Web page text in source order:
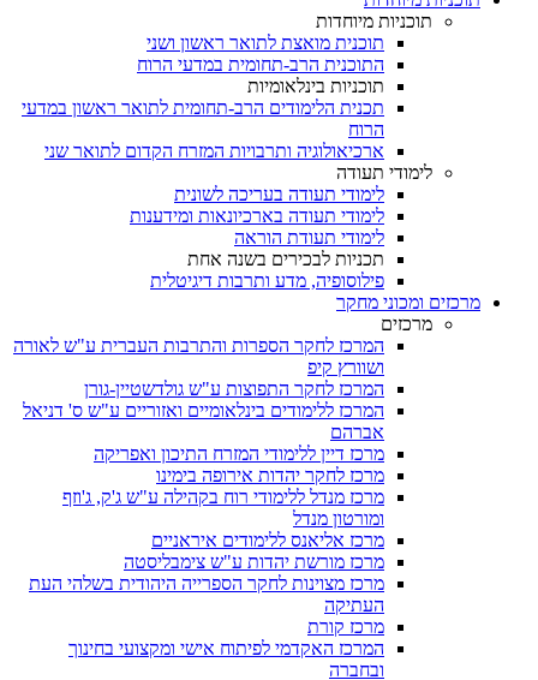
תוכניות מיוחדות
תוכנית מואצת לתואר ראשון ושני
התוכנית הרב-תחומית במדעי הרוח
תוכניות בינלאומיות
תכנית הלימודים הרב-תחומית לתואר ראשון במדעי
הרוח
ארכיאולוגיה ותרבויות המזרח הקדום לתואר שני
לימודי תעודה
לימודי תעודה בעריכה לשונית
לימודי תעודה בארכיונאות ומידענות
לימודי תעודת הוראה
תכניות לבכירים בשנה אחת
פילוסופיה, מדע ותרבות דיגיטלית
מרכזים ומכוני מחקר
מרכזים
המרכז לחקר הספרות והתרבות העברית ע"ש לאורה
ושוורץ קיפ
המרכז לחקר התפוצות ע"ש גולדשטיין-גורן
המרכז ללימודים בינלאומיים ואזוריים ע"ש ס' דניאל
אברהם
מרכז דיין ללימודי המזרח התיכון ואפריקה
מרכז לחקר יהדות אירופה בימינו
מרכז מנדל ללימודי רוח בקהילה ע"ש ג'ק, ג'וזף
ומורטון מנדל
מרכז אליאנס ללימודים איראניים
מרכז מורשת יהדות ע"ש צימבליסטה
מרכז מצוינות לחקר הספרייה היהודית בשלהי העת
העתיקה
מרכז קורת
המרכז האקדמי לפיתוח אישי ומקצועי בחינוך
ובחברה